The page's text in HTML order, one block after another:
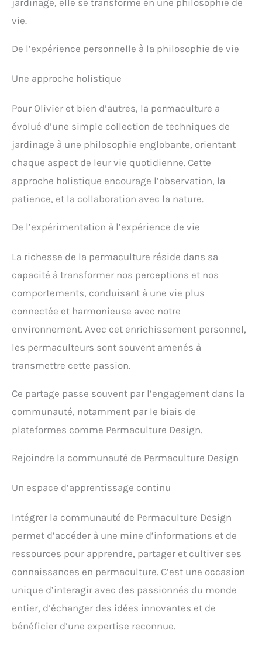
jardinage, elle se transforme en une philosophie de
vie.
De l’expérience personnelle à la philosophie de vie
Une approche holistique
Pour Olivier et bien d’autres, la permaculture a
évolué d’une simple collection de techniques de
jardinage à une philosophie englobante, orientant
chaque aspect de leur vie quotidienne. Cette
approche holistique encourage l’observation, la
patience, et la collaboration avec la nature.
De l’expérimentation à l’expérience de vie
La richesse de la permaculture réside dans sa
capacité à transformer nos perceptions et nos
comportements, conduisant à une vie plus
connectée et harmonieuse avec notre
environnement. Avec cet enrichissement personnel,
les permaculteurs sont souvent amenés à
transmettre cette passion.
Ce partage passe souvent par l’engagement dans la
communauté, notamment par le biais de
plateformes comme Permaculture Design.
Rejoindre la communauté de Permaculture Design
Un espace d’apprentissage continu
Intégrer la communauté de Permaculture Design
permet d’accéder à une mine d’informations et de
ressources pour apprendre, partager et cultiver ses
connaissances en permaculture. C’est une occasion
unique d’interagir avec des passionnés du monde
entier, d’échanger des idées innovantes et de
bénéficier d’une expertise reconnue.